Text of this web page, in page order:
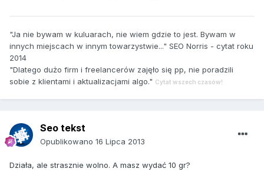
"Ja nie bywam w kuluarach, nie wiem gdzie to jest. Bywam w
innych miejscach w innym towarzystwie..." SEO Norris - cytat roku
2014
"Dlatego dużo firm i freelancerów zajęło się pp, nie poradzili
sobie z klientami i aktualizacjami algo." Cytat wszech czasów!
Seo tekst
Opublikowano 16 Lipca 2013
Działa, ale strasznie wolno. A masz wydać 10 gr?